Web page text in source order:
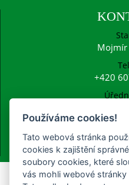
Mojmír
+420
Používáme cookies!
Tato webová stránka
cookies k zajištění
soubory cookies, které
vás mohli webové